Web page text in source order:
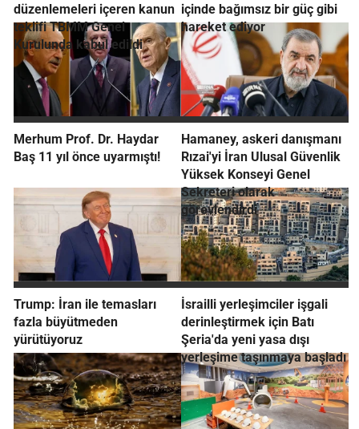
düzenlemeleri içeren kanun
teklifi TBMM Genel
Kurulunda kabul edildi
içinde bağımsız bir güç gibi
hareket ediyor
Merhum Prof. Dr. Haydar
Baş 11 yıl önce uyarmıştı!
Hamaney, askeri danışmanı
Rızai'yi İran Ulusal Güvenlik
Yüksek Konseyi Genel
Sekreteri olarak
görevlendirdi
Trump: İran ile temasları
fazla büyütmeden
yürütüyoruz
İsrailli yerleşimciler işgali
derinleştirmek için Batı
Şeria'da yeni yasa dışı
yerleşime taşınmaya başladı